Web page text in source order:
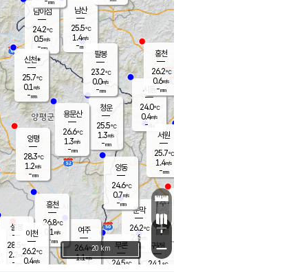
문막
26.2℃
2.6m/s
mm
남이섬
24.2℃
0.5m/s
-mm
부론
24.5℃
남산
25.5℃
1.4m/s
-mm
청운
25.5℃
1.3m/s
-mm
팔봉
23.2℃
0.0m/s
-mm
여주
26.4℃
1.1m/s
양동
24.6℃
0.7m/s
-mm
mm
신천*
25.7℃
0.1 m/s
-mm
흥천
26.8℃
0.1 m/s
-mm
설봉
28.5
2.2 m/s
- mm
시동
24.0℃
0.4m/s
- mm
귀래
24.1 ℃
서원
25.7℃
1.4m/s
-mm
용문산
26.6℃
1.3m/s
-mm
홍천
26.2℃
0.6m/s
-mm
이천
26.2℃
0.4m/s
양평
28.3℃
1.2m/s
-mm
+
−
20 km